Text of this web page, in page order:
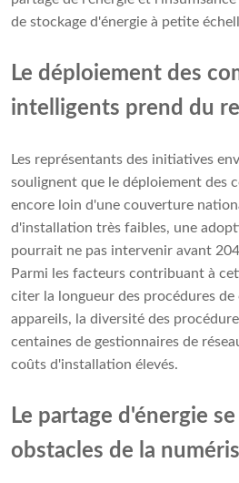
de stockage d'énergie à petite
Le déploiement des
intelligents prend du
Les représentants des initiatives
soulignent que le déploiement des
encore loin d'une couverture
d'installation très faibles, une
pourrait ne pas intervenir avant
Parmi les facteurs contribuant à
citer la longueur des procédures
appareils, la diversité des
centaines de gestionnaires de
coûts d'installation élevés.
Le partage d'énergie
obstacles de la